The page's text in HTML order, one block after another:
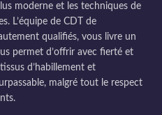
moderne et les techniques de
L’équipe de CDT de
qualifiés, vous livre un
permet d’offrir avec fierté et
d’habillement et
malgré tout le respect